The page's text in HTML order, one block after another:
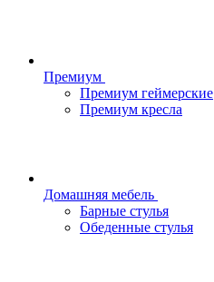
Премиум
Премиум геймерские
Премиум кресла
Домашняя мебель
Барные стулья
Обеденные стулья